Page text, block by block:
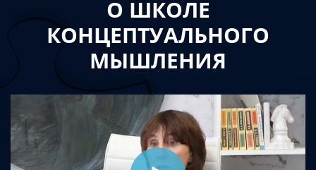
О ШКОЛЕ
КОНЦЕПТУАЛЬНОГО
МЫШЛЕНИЯ